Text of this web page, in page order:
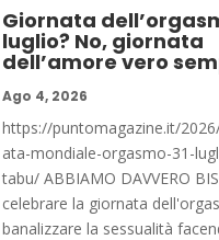
Giornata
luglio? No, giornata
dell’amore vero
Ago 4, 2026
https://puntomagazine.it/
ata-mondiale-orgasmo-31-
tabu/ ABBIAMO DAVVERO
celebrare la giornata
banalizzare la sessualità